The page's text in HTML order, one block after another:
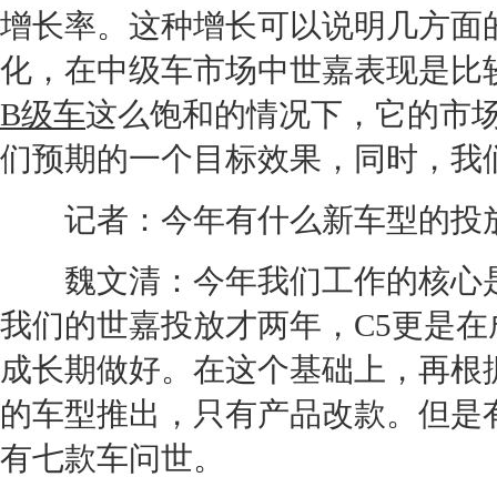
增长率。这种增长可以说明几方
化，在中级车市场中世嘉表现是比
B级车这么饱和的情况下，它的市
们预期的一个目标效果，同时，
记者：今年有什么新车型的投
魏文清：今年我们工作的核心
我们的世嘉投放才两年，C5更是
成长期做好。在这个基础上，再根
的车型推出，只有产品改款。但
有七款车问世。